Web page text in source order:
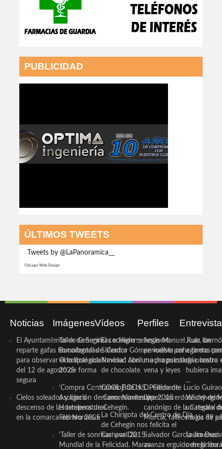
PUBLICIDAD
ÚLTIMOS TWEETS
Tweets by @LaPanoramica__
Chicago Web Design
Noticias
El Ayuntamiento de Cehegín
reparte gafas homologadas
para observar el eclipse solar
del 12 de agosto de forma
segura
Cielos soleados y ligero
descenso de las temperaturas
en la comarca del Noroeste
Imágenes
Taller de Sonrisas e Higiene
Bucodental de ‘Centro
Odontológico Innova’. Abril
2025
‘Compra Contrarreloj’ de la
Asociación de Comerciantes y
Hosteleros de Cehegín.
Febrero 2025
‘Taller de sonrisas’ por Día
Mundial de la Felicidad. Marzo
Vídeos
El cocinero ceheginero
Salvador Gómez vuelve por
Navidad con una propuesta
de chocolate
COOL BODAS. Pedida de
mano. Noviembre 2015
La Chirigota del Centro de Día
de Cehegín nos felicita el
Carnaval 2015
Perfiles
Jesús Manuel Ruiz, un
periodista ceheginero con
mucha psicología, teatro
vena y leyes
D. Clemente Lucio Guirao
López, sacerdote
canónigo de la Catedral
Murcia, fallece a los 89
Salvador García Jiménez
avanza erguido en la
Juan
a tantas
de nuestra
hubiera
...
Wichy de
un regalo
magia de
Laura
ceheginera